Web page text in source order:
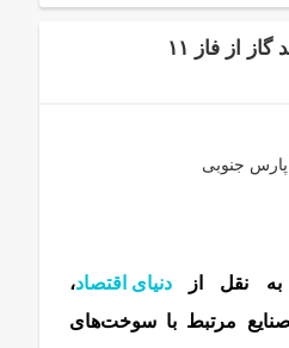
شمارش معکوس تولید گاز از فاز ۱۱
به نقل ازدنیای اقتصاد،
مرتبط با سوخت‌های